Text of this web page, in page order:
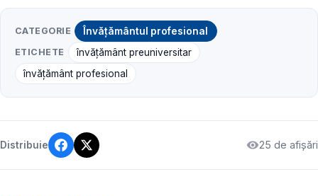
CATEGORIE Învățământul profesional
ETICHETE
învățământ preuniversitar
învățământ profesional
Distribuie 25 de afișări